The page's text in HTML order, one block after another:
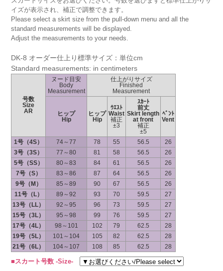
イズが表示され、補正で調整できます。
Please select a skirt size from the pull-down menu and all the
standard measurements will be displayed.
Adjust the measurements to your needs.
DK-8 オーダー仕上り標準サイズ：単位cm
Standard measurements: in centimeters
号数
Size
AR
ヌード目安
Body
Measurement
仕上がりサイズ
Finished
Measurement
ヒップ
Hip
ヒップ
Hip
ｳｴｽﾄ
Waist
補正
±3
ｽｶｰﾄ
前丈
Skirt length
at front
補正
±5
ﾍﾞﾝﾄ
Vent
1号（4S） 74～77 78 55 56.5
26
3号（3S）
77～80 81 58 56.5
26
5号（SS）
80～83 84 61 56.5
26
7号（S）
83～86 87 64 56.5
26
9号（M）
85～89 90 67 56.5
26
11号（L）
89～92 93 70 59.5
27
13号（LL）
92～95 96 73 59.5
27
15号（3L）
95～98 99 76 59.5
27
17号（4L）
98～101 102 79 62.5
28
19号（5L）
101～104 105 82 62.5
28
21号（6L）
104～107 108 85 62.5 28
■スカート号数 -Size-